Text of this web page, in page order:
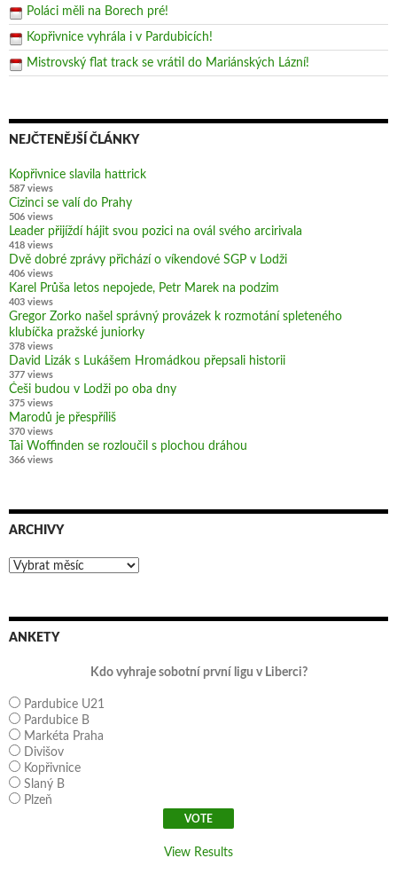
Poláci měli na Borech pré!
Kopřivnice vyhrála i v Pardubicích!
Mistrovský flat track se vrátil do Mariánských Lázní!
NEJČTENĚJŠÍ ČLÁNKY
Kopřivnice slavila hattrick
587 views
Cizinci se valí do Prahy
506 views
Leader přijíždí hájit svou pozici na ovál svého arcirivala
418 views
Dvě dobré zprávy přichází o víkendové SGP v Lodži
406 views
Karel Průša letos nepojede, Petr Marek na podzim
403 views
Gregor Zorko našel správný provázek k rozmotání spleteného
klubíčka pražské juniorky
378 views
David Lizák s Lukášem Hromádkou přepsali historii
377 views
Češi budou v Lodži po oba dny
375 views
Marodů je přespříliš
370 views
Tai Woffinden se rozloučil s plochou dráhou
366 views
ARCHIVY
Archivy
ANKETY
Kdo vyhraje sobotní první ligu v Liberci?
Pardubice U21
Pardubice B
Markéta Praha
Divišov
Kopřivnice
Slaný B
Plzeň
View Results